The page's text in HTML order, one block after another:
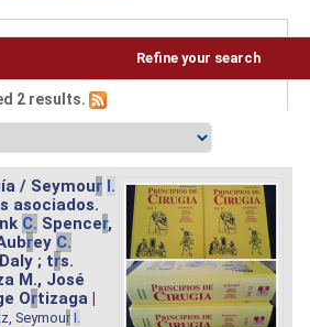
Refine your search
2 results.
/ Seymour I.
asociados.
C. Spencer,
rey C.
; trs.
M., José
Ortizaga |
Seymour I.